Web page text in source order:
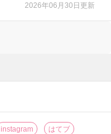
2026年06月30日更新
instagram はてブ